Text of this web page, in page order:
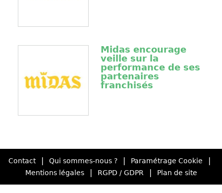
Midas encourage
veille sur la
performance de ses
partenaires
franchisés
Contact Qui sommes-nous ? Paramétrage Cookie
Mentions légales RGPD / GDPR Plan de site